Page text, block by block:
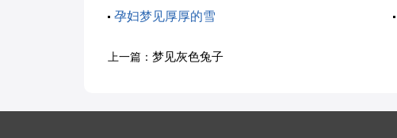
孕妇梦见厚厚的雪
上一篇： 梦见灰色兔子